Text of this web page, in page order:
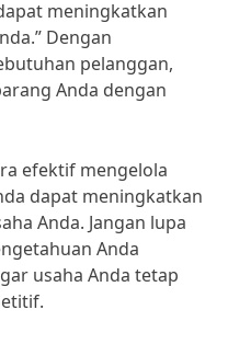
meningkatkan
Dengan
pelanggan,
Anda dengan
efektif mengelola
dapat meningkatkan
Anda. Jangan lupa
Anda
usaha Anda tetap